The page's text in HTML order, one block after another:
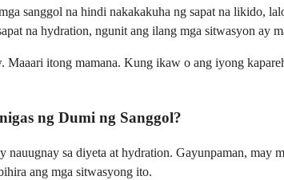
sanggol na hindi nakakakuha ng sapat na likido,
na hydration, ngunit ang ilang mga sitwasyon ay
itong mamana. Kung ikaw o ang iyong
ng Dumi ng Sanggol?
sa diyeta at hydration. Gayunpaman,
ang mga sitwasyong ito.